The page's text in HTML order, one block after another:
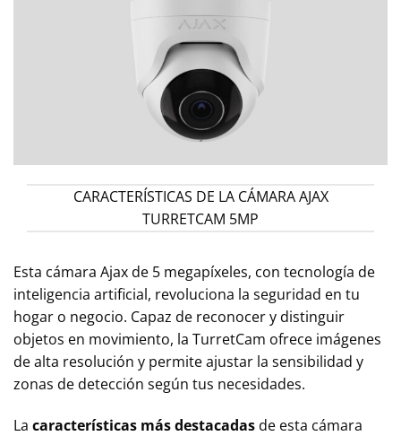
CARACTERÍSTICAS DE LA CÁMARA AJAX
TURRETCAM 5MP
Esta cámara Ajax de 5 megapíxeles, con tecnología de
inteligencia artificial, revoluciona la seguridad en tu
hogar o negocio. Capaz de reconocer y distinguir
objetos en movimiento, la TurretCam ofrece imágenes
de alta resolución y permite ajustar la sensibilidad y
zonas de detección según tus necesidades.
La características más destacadasde esta cámara